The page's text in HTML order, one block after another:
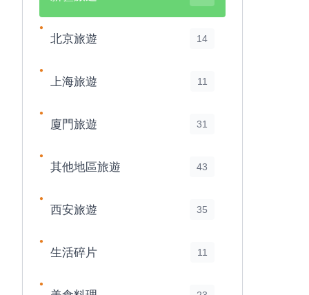
北京旅遊 14
上海旅遊 11
廈門旅遊 31
其他地區旅遊 43
西安旅遊 35
生活碎片 11